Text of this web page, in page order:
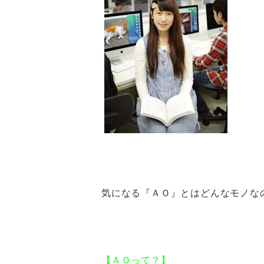
気になる『ＡＯ』とはどんなモノな
【ＡＯって？】